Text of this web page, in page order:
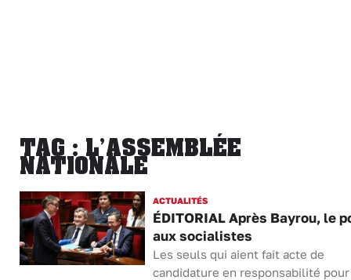
TAG : L’ASSEMBLÉE
NATIONALE
ACTUALITÉS
ÉDITORIAL Après Bayrou, le
aux socialistes
Les seuls qui aient fait acte de
candidature en responsabilité